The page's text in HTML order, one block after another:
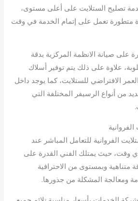
تصليح الستلايت على أعلى مستوى،
متطورة تعمل على إتمام الخدمة في وقت
على صيانة الانظمة المركزية بدقة
علاوة على ذلك يتم توفير أسلاك
الافتراضي للستلايت، كما يوجد داخل
من أنواع الرسيفر المختلفة التي
الفروانية للتعامل المباشر عند
وقت، حيث يمتلك الفني القدرة على
متناهية وبمستوى من الاحترافية
ومعالجة المشكلة من جذورها.